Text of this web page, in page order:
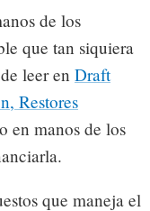
de los
que tan siquiera
leer en Draft
Restores
en manos de los
que maneja el